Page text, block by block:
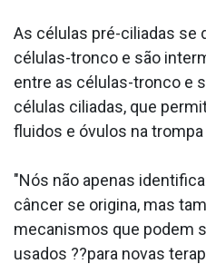
As células pré-ciliadas se
células-tronco e são
entre as células-tronco e
células ciliadas, que
fluidos e óvulos na trompa
"Nós não apenas
câncer se origina, mas
mecanismos que podem
usados ??para novas